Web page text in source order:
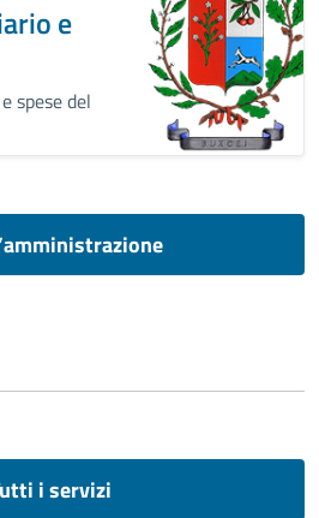
e
spese del
i servizi